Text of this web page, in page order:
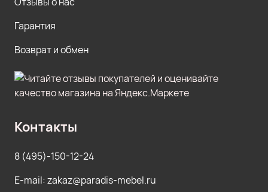
Гарантия
Возврат и обмен
Контакты
8 (495)-150-12-24
E-mail: zakaz@paradis-mebel.ru